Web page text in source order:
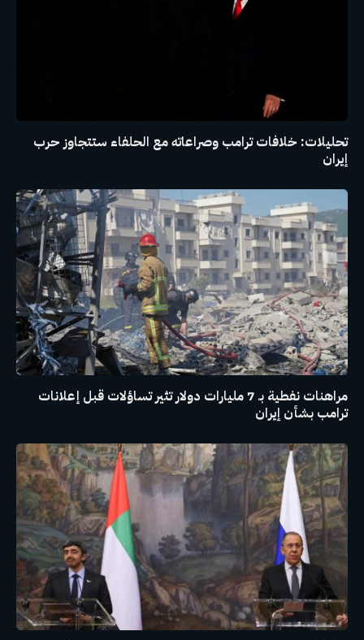
تحليلات: خلافات ترامب وصراعاته مع الحلفاء ستتجاوز حرب
إيران
مراهنات نفطية بـ 7 مليارات دولار تثير تساؤلات قبل إعلانات
ترامب بشأن إيران